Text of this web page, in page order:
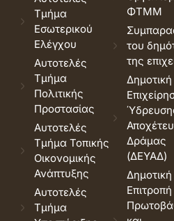
Τμήμα
Εσωτερικού
Ελέγχου
Αυτοτελές
Τμήμα
Πολιτικής
Προστασίας
Αυτοτελές
Τμήμα Τοπικής
Οικονομικής
Ανάπτυξης
Αυτοτελές
Τμήμα
ΦΤΜΜ
του
της
Δημοτική
Δράμας
(ΔΕΥΑΔ)
Δημοτική
Επιτροπή